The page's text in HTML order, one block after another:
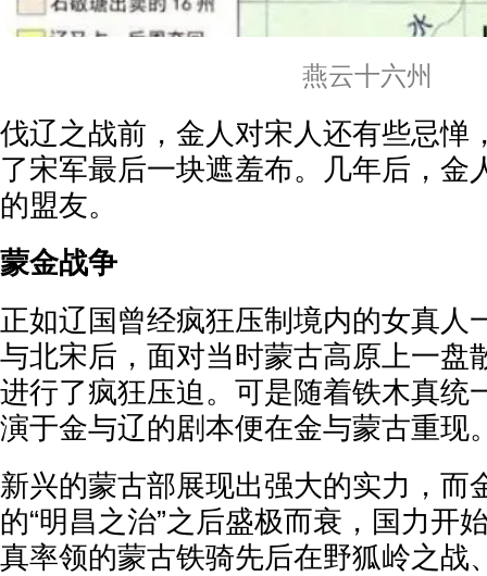
燕云十六州
伐辽之战前，金人对宋人还有些忌惮
了宋军最后一块遮羞布。几年后，金
的盟友。
蒙金战争
正如辽国曾经疯狂压制境内的女真人
与北宋后，面对当时蒙古高原上一盘
进行了疯狂压迫。可是随着铁木真统
演于金与辽的剧本便在金与蒙古重现
新兴的蒙古部展现出强大的实力，而
的“明昌之治”之后盛极而衰，国力开
真率领的蒙古铁骑先后在野狐岭之战